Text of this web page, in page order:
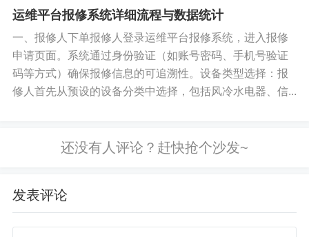
运维平台报修系统详细流程与数据统计
一、报修人下单报修人登录运维平台报修系统，进入报修
申请页面。系统通过身份验证（如账号密码、手机号验证
码等方式）确保报修信息的可追溯性。设备类型选择：报
修人首先从预设的设备分类中选择，包括风冷水电器、信...
发表评论